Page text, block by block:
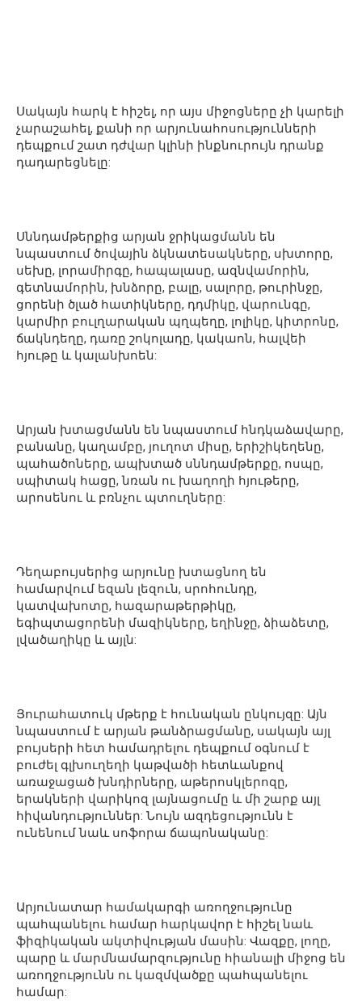
Սակայն հարկ է հիշել, որ այս միջոցները չի կարելի
չարաշահել, քանի որ արյունահոսությունների
դեպքում շատ դժվար կլինի ինքնուրույն դրանք
դադարեցնելը:
Սննդամթերքից արյան ջրիկացմանն են
նպաստում ծովային ձկնատեսակները, սխտորը,
սեխը, լորամիրգը, հապալասը, ազնվամորին,
գետնամորին, խնձորը, բալը, սալորը, թուրինջը,
ցորենի ծլած հատիկները, դդմիկը, վարունգը,
կարմիր բուլղարական պղպեղը, լոլիկը, կիտրոնը,
ճակնդեղը, դառը շոկոլադը, կակաոն, հալվեի
հյութը և կալանխոեն:
Արյան խտացմանն են նպաստում հնդկաձավարը,
բանանը, կաղամբը, յուղոտ միսը, երիշիկեղենը,
պահածոները, ապխտած սննդամթերքը, ոսպը,
սպիտակ հացը, նռան ու խաղողի հյութերը,
արոսենու և բռնչու պտուղները:
Դեղաբույսերից արյունը խտացնող են
համարվում եզան լեզուն, սրոհունդը,
կատվախոտը, հազարաթերթիկը,
եգիպտացորենի մազիկները, եղինջը, ձիաձետը,
լվածաղիկը և այլն:
Յուրահատուկ մթերք է հունական ընկույզը: Այն
նպաստում է արյան թանձրացմանը, սակայն այլ
բույսերի հետ համադրելու դեպքում օգնում է
բուժել գլխուղեղի կաթվածի հետևանքով
առաջացած խնդիրները, աթերոսկլերոզը,
երակների վարիկոզ լայնացումը և մի շարք այլ
հիվանդություններ: Նույն ազդեցությունն է
ունենում նաև սոֆորա ճապոնականը:
Արյունատար համակարգի առողջությունը
պահպանելու համար հարկավոր է հիշել նաև
ֆիզիկական ակտիվության մասին: Վազքը, լողը,
պարը և մարմնամարզությունը հիանալի միջոց են
առողջությունն ու կազմվածքը պահպանելու
համար: